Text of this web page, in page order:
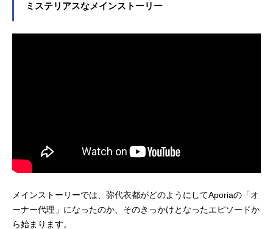
ミステリアスなメインストーリー
メインストーリーでは、弥代衣都がどのようにしてAporiaの「オ
ーナー代理」になったのか、そのきっかけとなったエピソードか
ら始まります。